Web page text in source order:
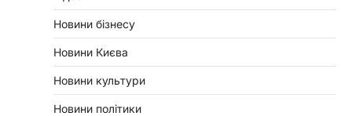
Новини бізнесу
Новини Києва
Новини культури
Новини політики